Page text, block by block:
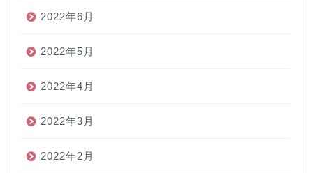
2022年6月
2022年5月
2022年4月
2022年3月
2022年2月